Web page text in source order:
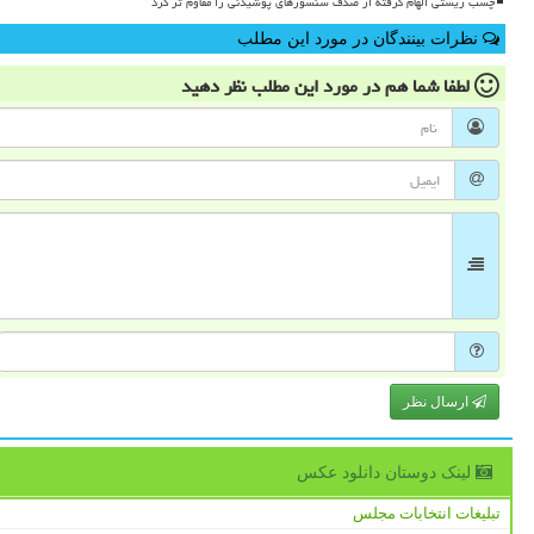
نظرات بینندگان در مورد این مطلب
لطفا شما همدر مورد این مطلبنظر دهید
ارسال نظر
لینک دوستان دانلود عكس
تبلیغات انتخابات مجلس